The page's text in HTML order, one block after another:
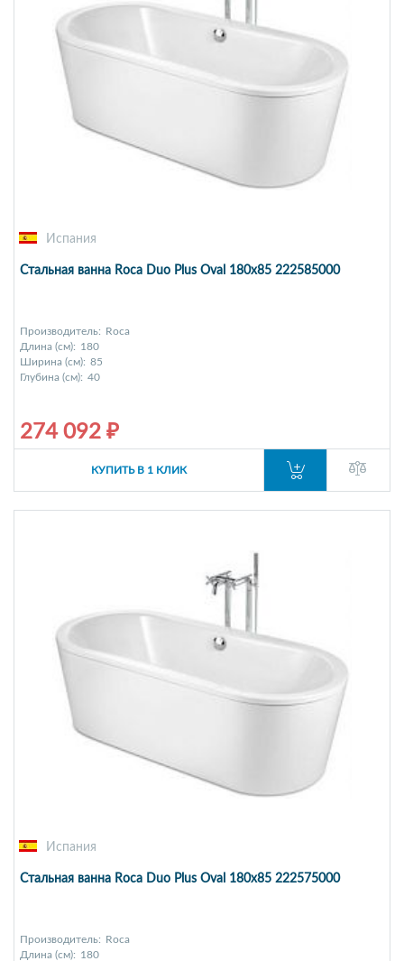
Испания
Стальная ванна Roca Duo Plus Oval 180x85 222585000
Производитель: Roca
Длина (см): 180
Ширина (см): 85
Глубина (см): 40
274 092 ₽
КУПИТЬ В 1 КЛИК
Испания
Стальная ванна Roca Duo Plus Oval 180x85 222575000
Производитель: Roca
Длина (см): 180